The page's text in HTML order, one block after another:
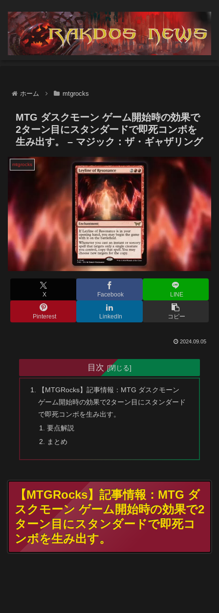
ホーム mtgrocks
MTG ダスクモーン ゲーム開始時の効果で
2ターン目にスタンダードで即死コンボを
生み出す。 – マジック：ザ・ギャザリング
mtgrocks
X Facebook LINE
Pinterest LinkedIn コピー
2024.09.05
目次
【MTGRocks】記事情報：MTG ダスクモーン
ゲーム開始時の効果で2ターン目にスタンダード
で即死コンボを生み出す。
要点解説
まとめ
【MTGRocks】記事情報：MTG ダ
スクモーン ゲーム開始時の効果で2
ターン目にスタンダードで即死コ
ンボを生み出す。